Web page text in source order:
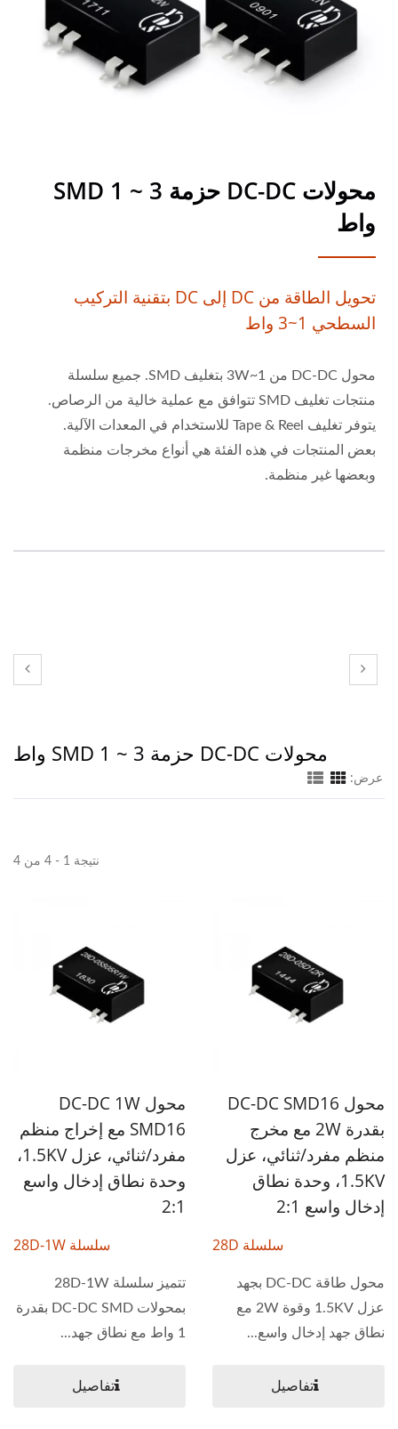
محولات DC-DC حزمة SMD 1 ~ 3
واط
تحويل الطاقة من DC إلى DC بتقنية التركيب
السطحي 1~3 واط
محول DC-DC من 1~3W بتغليف SMD. جميع سلسلة
منتجات تغليف SMD تتوافق مع عملية خالية من الرصاص.
يتوفر تغليف Tape & Reel للاستخدام في المعدات الآلية.
بعض المنتجات في هذه الفئة هي أنواع مخرجات منظمة
وبعضها غير منظمة.
محولات DC-DC حزمة SMD 1 ~ 3 واط
عرض:
نتيجة 1 - 4 من 4
محول DC-DC SMD16
بقدرة 2W مع مخرج
منظم مفرد/ثنائي، عزل
1.5KV، وحدة نطاق
إدخال واسع 2:1
سلسلة 28D
محول طاقة DC-DC بجهد
عزل 1.5KV وقوة 2W مع
نطاق جهد إدخال واسع...
تفاصيل
محول DC-DC 1W
SMD16 مع إخراج منظم
مفرد/ثنائي، عزل 1.5KV،
وحدة نطاق إدخال واسع
2:1
سلسلة 28D-1W
تتميز سلسلة 28D-1W
بمحولات DC-DC SMD بقدرة
1 واط مع نطاق جهد...
تفاصيل